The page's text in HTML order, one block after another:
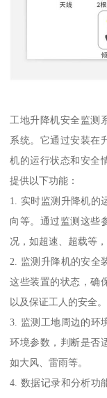
工地升降机安全监测
系统。它通过安装在
机的运行状态和安全
提供以下功能：
1. 实时监测升降机的
向等。通过监测这些
况，如超速、超载等，
2. 监测升降机的安全
这些装置的状态，确
以及保证工人的安全。
3. 监测工地周边的环
环境参数，判断是否
如大风、雷雨等。
4. 数据记录和分析功